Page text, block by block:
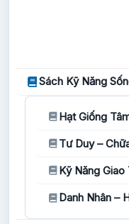
Sách Kỹ Năng
Hạt Giống
Tư Duy –
Kỹ Năng Giao
Danh Nhân –